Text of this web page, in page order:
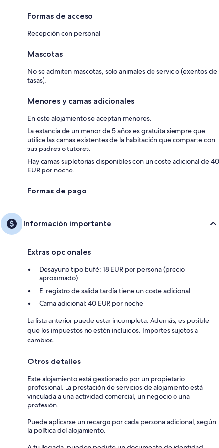
Formas de acceso
Recepción con personal
Mascotas
No se admiten mascotas, solo animales de servicio (exentos de
tasas).
Menores y camas adicionales
En este alojamiento se aceptan menores.
La estancia de un menor de 5 años es gratuita siempre que
utilice las camas existentes de la habitación que comparte con
sus padres o tutores.
Hay camas supletorias disponibles con un coste adicional de 40
EUR por noche.
Formas de pago
Información importante
Extras opcionales
Desayuno tipo bufé: 18 EUR por persona (precio
aproximado)
El registro de salida tardía tiene un coste adicional.
Cama adicional: 40 EUR por noche
La lista anterior puede estar incompleta. Además, es posible
que los impuestos no estén incluidos. Importes sujetos a
cambios.
Otros detalles
Este alojamiento está gestionado por un propietario
profesional. La prestación de servicios de alojamiento está
vinculada a una actividad comercial, un negocio o una
profesión.
Puede aplicarse un recargo por cada persona adicional, según
la política del alojamiento.